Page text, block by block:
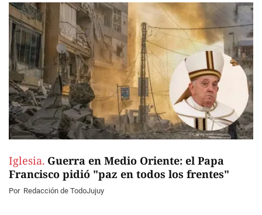
Iglesia. Guerra en Medio Oriente: el Papa
Francisco pidió "paz en todos los frentes"
Por Redacción de TodoJujuy